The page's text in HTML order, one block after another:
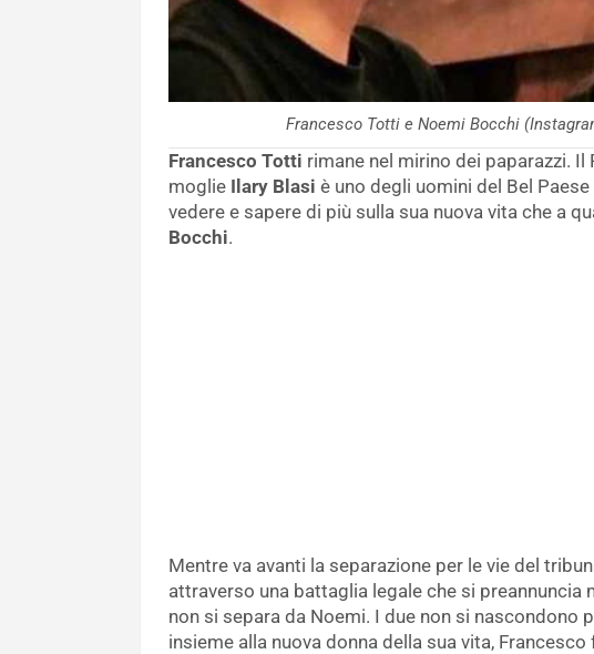
Francesco Totti e Noemi Bocchi
Francesco Totti rimane nel mirino dei paparazzi.
moglie Ilary Blasi è uno degli uomini del Bel
vedere e sapere di più sulla sua nuova vita che a
Bocchi.
Mentre va avanti la separazione per le vie del
attraverso una battaglia legale che si preannuncia
non si separa da Noemi. I due non si nascondono
insieme alla nuova donna della sua vita, Francesco